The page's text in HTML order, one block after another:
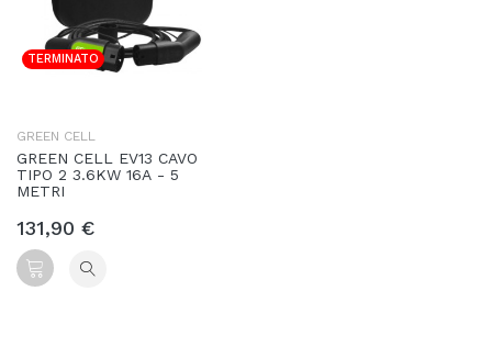
TERMINATO
GREEN CELL
GREEN CELL EV13 CAVO
TIPO 2 3.6KW 16A - 5
METRI
131,90 €